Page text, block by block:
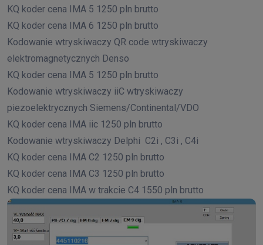
KQ koder cena IMA 5 1250 pln brutto
KQ koder cena IMA 6 1250 pln brutto
Kodowanie wtryskiwaczy QR code wtryskiwaczy
elektromagnetycznych Denso
KQ koder cena IMA 5 1250 pln brutto
Kodowanie wtryskiwaczy iiC wtryskiwaczy
piezoelektrycznych Siemens/Continental/VDO
KQ koder cena IMA iic 1250 pln brutto
Kodowanie wtryskiwaczy Delphi C2i , C3i , C4i
KQ koder cena IMA C2 1250 pln brutto
KQ koder cena IMA C3 1250 pln brutto
KQ koder cena IMA w trakcie C4 1550 pln brutto